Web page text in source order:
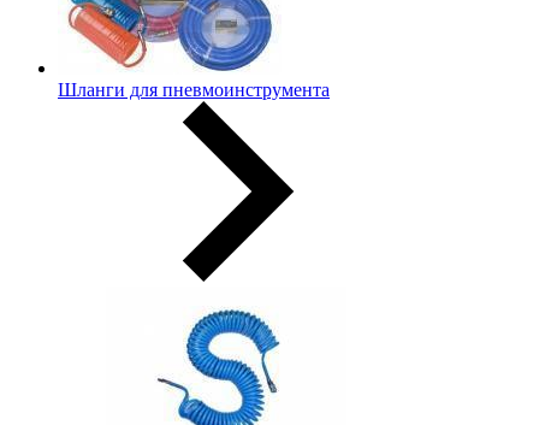
Шланги для пневмоинструмента